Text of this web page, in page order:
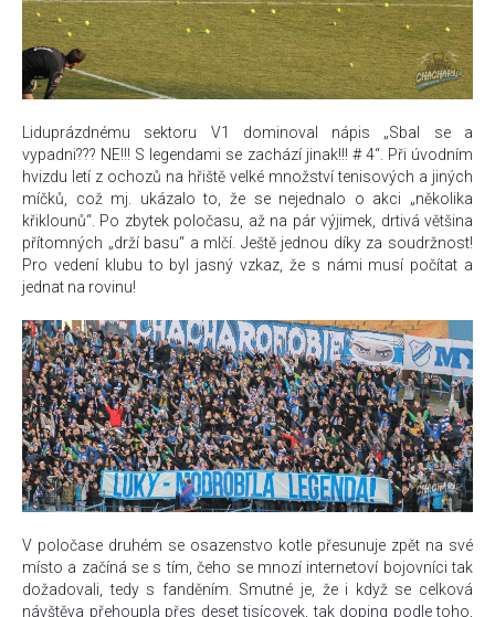
Liduprázdnému sektoru V1 dominoval nápis „Sbal se a
vypadni??? NE!!! S legendami se zachází jinak!!! # 4“. Při úvodním
hvizdu letí z ochozů na hřiště velké množství tenisových a jiných
míčků, což mj. ukázalo to, že se nejednalo o akci „několika
křiklounů“. Po zbytek poločasu, až na pár výjimek, drtivá většina
přítomných „drží basu“ a mlčí. Ještě jednou díky za soudržnost!
Pro vedení klubu to byl jasný vzkaz, že s námi musí počítat a
jednat na rovinu!
V poločase druhém se osazenstvo kotle přesunuje zpět na své
místo a začíná se s tím, čeho se mnozí internetoví bojovníci tak
dožadovali, tedy s fanděním. Smutné je, že i když se celková
návštěva přehoupla přes deset tisícovek, tak doping podle toho,